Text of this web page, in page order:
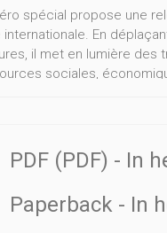
spécial propose une
internationale. En
il met en lumière
sociales,
ne garantit ni ascension,
différenciés
de privilège précaire
et supérieures. En
PDF (PDF) - In
Paperback - In